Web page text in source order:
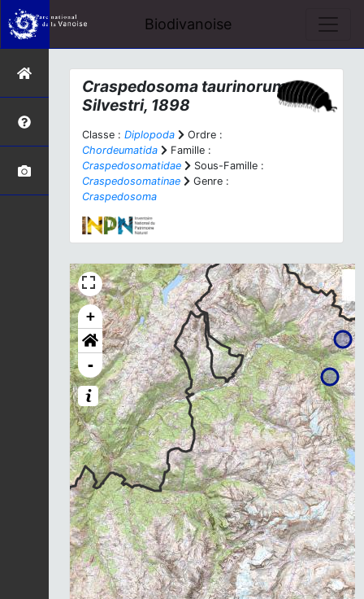
Biodivanoise
Craspedosoma taurinorum
Silvestri, 1898
Classe : Diplopoda
Ordre :
Chordeumatida
Famille :
Craspedosomatidae
Sous-Famille :
Craspedosomatinae
Genre :
Craspedosoma
+
-